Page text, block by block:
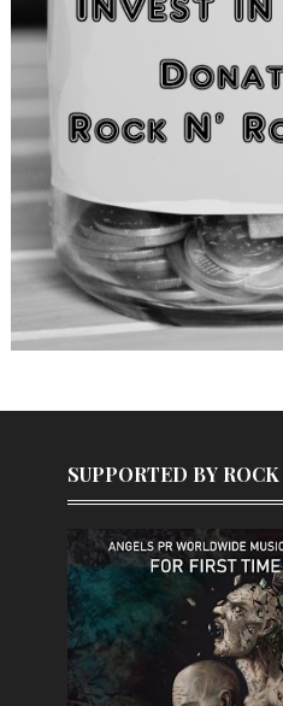
SUPPORTED BY